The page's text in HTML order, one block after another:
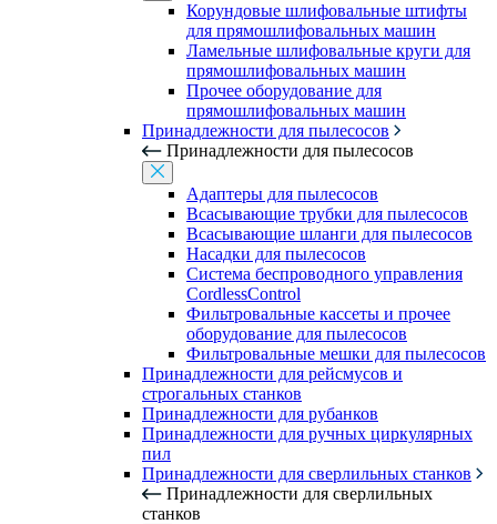
Корундовые шлифовальные штифты
для прямошлифовальных машин
Ламельные шлифовальные круги для
прямошлифовальных машин
Прочее оборудование для
прямошлифовальных машин
Принадлежности для пылесосов
Принадлежности для пылесосов
Адаптеры для пылесосов
Всасывающие трубки для пылесосов
Всасывающие шланги для пылесосов
Насадки для пылесосов
Система беспроводного управления
CordlessControl
Фильтровальные кассеты и прочее
оборудование для пылесосов
Фильтровальные мешки для пылесосов
Принадлежности для рейсмусов и
строгальных станков
Принадлежности для рубанков
Принадлежности для ручных циркулярных
пил
Принадлежности для сверлильных станков
Принадлежности для сверлильных
станков